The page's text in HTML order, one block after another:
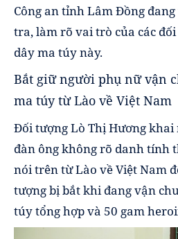
Công an tỉnh Lâm Đồng
tra, làm rõ vai trò của các
dây ma túy này.
Bắt giữ người phụ nữ vận
ma túy từ Lào về Việt Nam
Đối tượng Lò Thị Hương
đàn ông không rõ danh tính
nói trên từ Lào về Việt Nam
tượng bị bắt khi đang vận
túy tổng hợp và 50 gam